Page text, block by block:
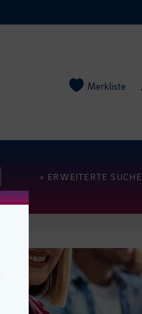
Merkliste
> ERWEITERTE SUCHE